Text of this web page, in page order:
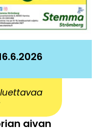
aivan